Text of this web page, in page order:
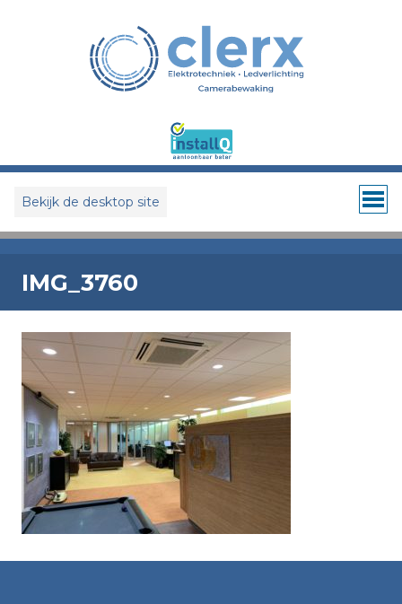
Bekijk de desktop site
IMG_3760